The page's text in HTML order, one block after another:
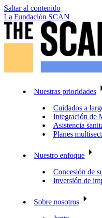
Saltar al contenido
La Fundación SCAN
Nuestras prioridades
Cuidados a
Integración de
Asistencia
Planes
Nuestro enfoque
Concesión de
Inversión de
Sobre nosotros